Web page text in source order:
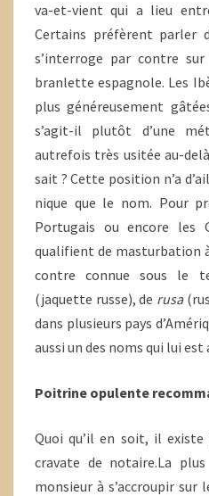
va-et-vient qui a lieu
Certains préfèrent parler
s’interroge par contre sur
branlette espagnole. Les
plus généreusement
s’agit-il plutôt d’une
autrefois très usitée au-
sait ? Cette position n’a
nique que le nom. Pour
Portugais ou encore les
qualifient de masturbation
contre connue sous le
(jaquette russe), de rusa
dans plusieurs pays
aussi un des noms qui lui
Poitrine opulente
Quoi qu’il en soit, il
cravate de notaire.La
monsieur à s’accroupir sur